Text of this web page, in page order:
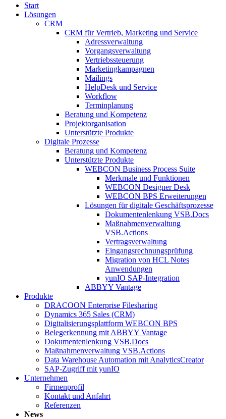
Start
Lösungen
CRM
CRM für Vertrieb, Marketing und Service
Adressverwaltung
Vorgangsverwaltung
Vertriebssteuerung
Marketingkampagnen
Mailings
HelpDesk und Service
Workflow
Terminplanung
Beratung und Kompetenz
Projektorganisation
Unterstützte Produkte
Digitale Prozesse
Beratung und Kompetenz
Unterstützte Produkte
WEBCON Business Process Suite
Merkmale und Funktionen
WEBCON Designer Desk
WEBCON BPS Erweiterungen
Lösungen für digitale Geschäftsprozesse
Dokumentenlenkung VSB.Docs
Maßnahmenverwaltung
VSB.Actions
Vertragsverwaltung
Eingangsrechnungs­prüfung
Migration von HCL Notes
Anwendungen
yunIO SAP-Integration
ABBYY Vantage
Produkte
DRACOON Enterprise Filesharing
Dynamics 365 Sales (CRM)
Digitalisierungsplattform WEBCON BPS
Belegerkennung mit ABBYY Vantage
Dokumentenlenkung VSB.Docs
Maßnahmenverwaltung VSB.Actions
Data Warehouse Automation mit AnalyticsCreator
SAP-Zugriff mit yunIO
Unternehmen
Firmenprofil
Kontakt und Anfahrt
Referenzen
News